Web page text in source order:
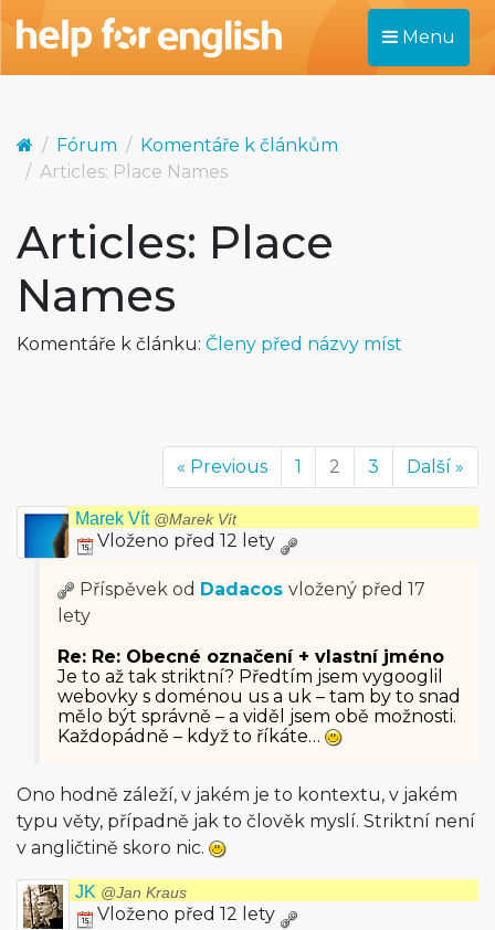
Menu
Fórum
Komentáře k článkům
Articles: Place Names
Articles: Place
Names
Komentáře k článku: Členy před názvy míst
« Previous 1 2 3 Další »
Marek Vít @Marek Vít
Vloženo před 12 lety
Příspěvek od Dadacos vložený před 17
lety
Re: Re: Obecné označení + vlastní jméno
Je to až tak striktní? Předtím jsem vygooglil
webovky s doménou us a uk – tam by to snad
mělo být správně – a viděl jsem obě možnosti.
Každopádně – když to říkáte…
Ono hodně záleží, v jakém je to kontextu, v jakém
typu věty, případně jak to člověk myslí. Striktní není
v angličtině skoro nic.
JK @Jan Kraus
Vloženo před 12 lety